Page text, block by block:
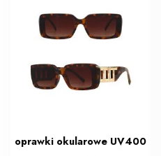
oprawki okularowe UV400